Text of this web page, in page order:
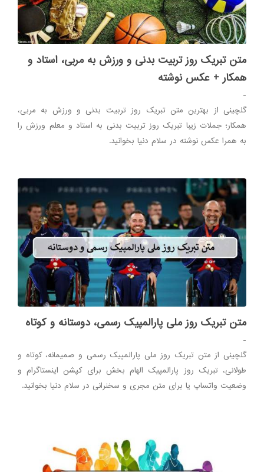
متن تبریک روز تربیت بدنی و ورزش به مربی، استاد و
همکار + عکس نوشته
-
گلچینی از بهترین متن تبریک روز تربیت بدنی و ورزش به مربی،
همکار؛ جملات زیبا تبریک روز تربیت بدنی به استاد و معلم ورزش را
به همرا عکس نوشته در سلام دنیا بخوانید.
متن تبریک روز ملی پارالمپیک رسمی، دوستانه و کوتاه
-
گلچینی از متن تبریک روز ملی پارالمپیک رسمی و صمیمانه، کوتاه و
طولانی، تبریک روز پارالمپیک الهام بخش برای کپشن اینستاگرام و
وضعیت واتساپ یا برای متن مجری و سخنرانی در سلام دنیا بخوانید.